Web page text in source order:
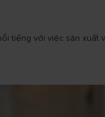
tiếng với việc sản xuất